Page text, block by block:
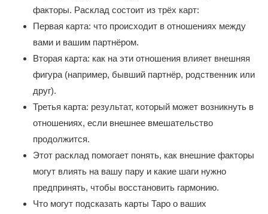
факторы. Расклад состоит из трёх карт:
Первая карта: что происходит в отношениях между
вами и вашим партнёром.
Вторая карта: как на эти отношения влияет внешняя
фигура (например, бывший партнёр, родственник или
друг).
Третья карта: результат, который может возникнуть в
отношениях, если внешнее вмешательство
продолжится.
Этот расклад помогает понять, как внешние факторы
могут влиять на вашу пару и какие шаги нужно
предпринять, чтобы восстановить гармонию.
Что могут подсказать карты Таро о ваших